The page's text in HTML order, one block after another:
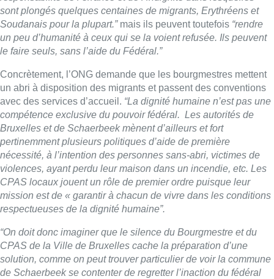
sont plongés quelques centaines de migrants, Erythréens et
Soudanais pour la plupart.” mais ils peuvent toutefois “rendre
un peu d’humanité à ceux qui se la voient refusée. Ils peuvent
le faire seuls, sans l’aide du Fédéral.”
Concrètement, l’ONG demande que les bourgmestres mettent
un abri à disposition des migrants et passent des conventions
avec des services d’accueil. “La dignité humaine n’est pas une
compétence exclusive du pouvoir fédéral. Les autorités de
Bruxelles et de Schaerbeek mènent d’ailleurs et fort
pertinemment plusieurs politiques d’aide de première
nécessité, à l’intention des personnes sans-abri, victimes de
violences, ayant perdu leur maison dans un incendie, etc. Les
CPAS locaux jouent un rôle de premier ordre puisque leur
mission est de « garantir à chacun de vivre dans les conditions
respectueuses de la dignité humaine”.
“On doit donc imaginer que le silence du Bourgmestre et du
CPAS de la Ville de Bruxelles cache la préparation d’une
solution, comme on peut trouver particulier de voir la commune
de Schaerbeek se contenter de regretter l’inaction du fédéral